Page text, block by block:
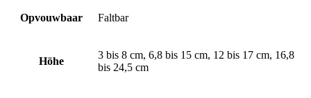
Opvouwbaar Faltbar
Höhe
3 bis 8 cm, 6,8 bis 15 cm, 12 bis 17 cm, 16,8
bis 24,5 cm